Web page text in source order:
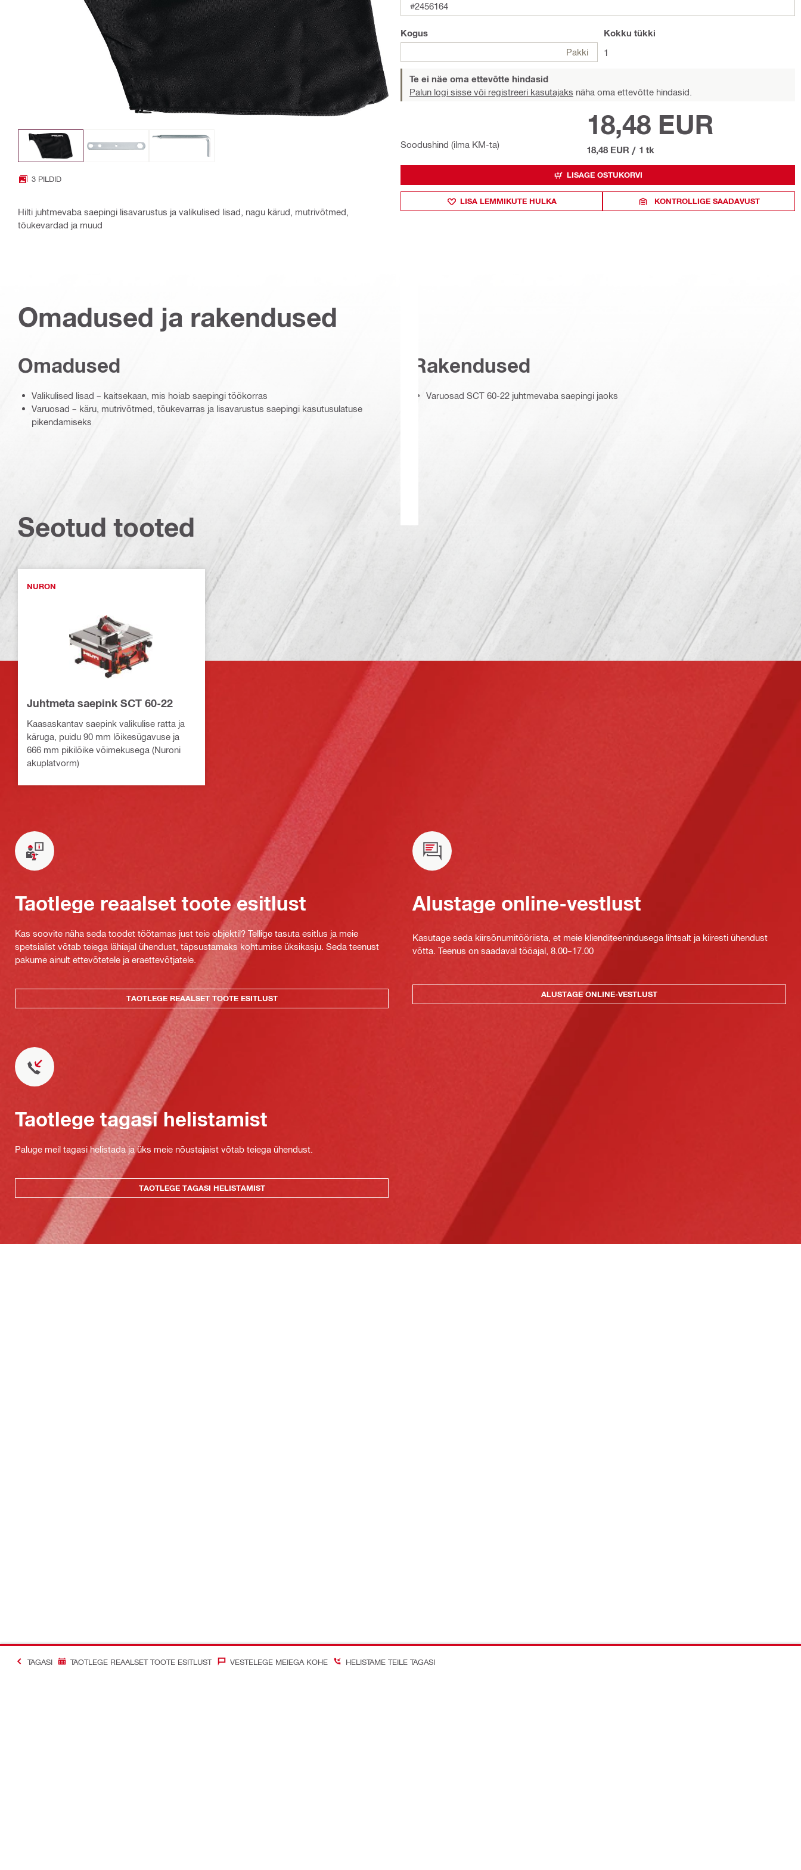
3 PILDID
Hilti juhtmevaba saepingi lisavarustus ja valikulised lisad, nagu kärud, mutrivõtmed,
tõukevardad ja muud
#2456164
Kogus
Pakki
Kokku tükki
1
Te ei näe oma ettevõtte hindasid
Palun logi sisse või registreeri kasutajaks näha oma ettevõtte hindasid.
Soodushind (ilma KM-ta)
18,48 EUR
18,48 EUR / 1 tk
LISAGE OSTUKORVI
LISA LEMMIKUTE HULKA KONTROLLIGE SAADAVUST
Omadused ja rakendused
Omadused
Valikulised lisad – kaitsekaan, mis hoiab saepingi töökorras
Varuosad – käru, mutrivõtmed, tõukevarras ja lisavarustus saepingi kasutusulatuse
pikendamiseks
Rakendused
Varuosad SCT 60-22 juhtmevaba saepingi jaoks
Seotud tooted
NURON
Juhtmeta saepink SCT 60-22
Kaasaskantav saepink valikulise ratta ja
käruga, puidu 90 mm lõikesügavuse ja
666 mm piki­lõike võimekusega (Nuroni
akuplatvorm)
Taotlege reaalset toote esitlust
Kas soovite näha seda toodet töötamas just teie objektil? Tellige tasuta esitlus ja meie
spetsialist võtab teiega lähiajal ühendust, täpsustamaks kohtumise üksikasju. Seda teenust
pakume ainult ettevõtetele ja eraettevõtjatele.
TAOTLEGE REAALSET TOOTE ESITLUST
Alustage online-vestlust
Kasutage seda kiirsõnumitööriista, et meie klienditeenindusega lihtsalt ja kiiresti ühendust
võtta. Teenus on saadaval tööajal, 8.00–17.00
ALUSTAGE ONLINE-VESTLUST
Taotlege tagasi helistamist
Paluge meil tagasi helistada ja üks meie nõustajaist võtab teiega ühendust.
TAOTLEGE TAGASI HELISTAMIST
TAGASI TAOTLEGE REAALSET TOOTE ESITLUST VESTELEGE MEIEGA KOHE HELISTAME TEILE TAGASI